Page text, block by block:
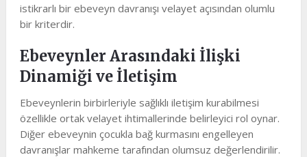
istikrarlı bir ebeveyn davranışı velayet açısından olumlu
bir kriterdir.
Ebeveynler Arasındaki İlişki
Dinamiği ve İletişim
Ebeveynlerin birbirleriyle sağlıklı iletişim kurabilmesi
özellikle ortak velayet ihtimallerinde belirleyici rol oynar.
Diğer ebeveynin çocukla bağ kurmasını engelleyen
davranışlar mahkeme tarafından olumsuz değerlendirilir.